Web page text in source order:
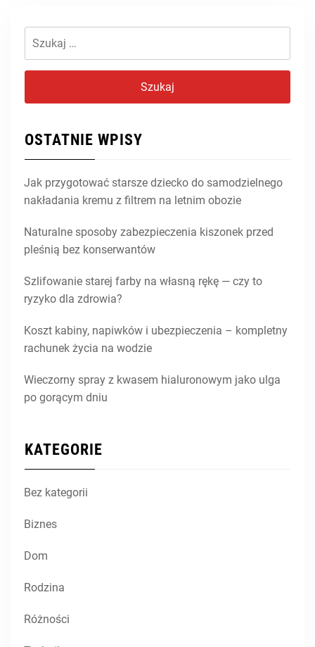
Szukaj:
OSTATNIE WPISY
Jak przygotować starsze dziecko do samodzielnego
nakładania kremu z filtrem na letnim obozie
Naturalne sposoby zabezpieczenia kiszonek przed
pleśnią bez konserwantów
Szlifowanie starej farby na własną rękę — czy to
ryzyko dla zdrowia?
Koszt kabiny, napiwków i ubezpieczenia – kompletny
rachunek życia na wodzie
Wieczorny spray z kwasem hialuronowym jako ulga
po gorącym dniu
KATEGORIE
Bez kategorii
Biznes
Dom
Rodzina
Różności